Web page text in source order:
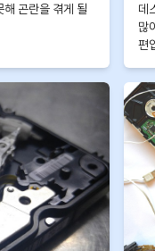
곤란을 겪게 될
데
많
편